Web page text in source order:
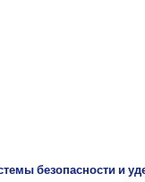
безопасности и